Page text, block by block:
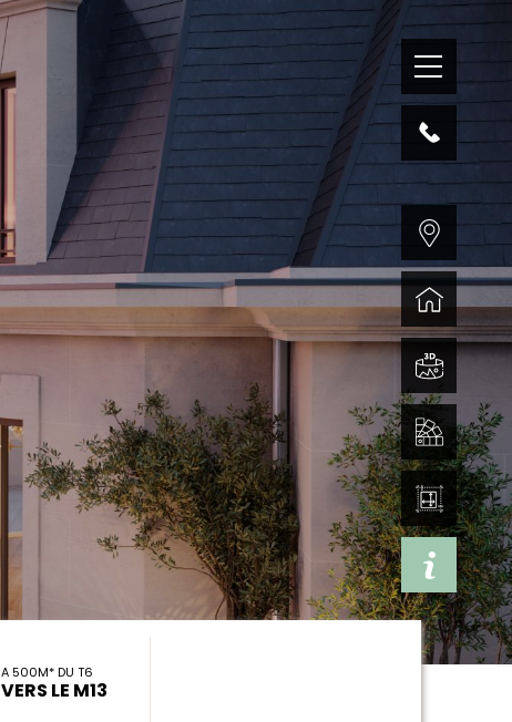
A 500M* DU T6
VERS LE M13